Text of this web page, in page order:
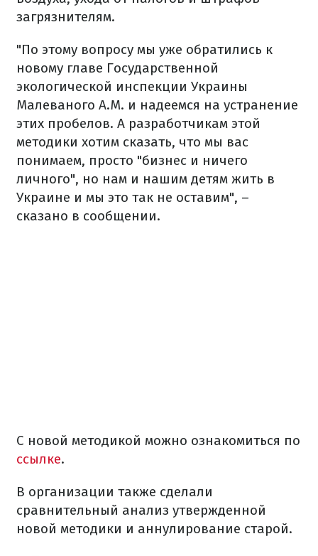
загрязнителям.
"По этому вопросу мы уже обратились к
новому главе Государственной
экологической инспекции Украины
Малеваного А.М. и надеемся на устранение
этих пробелов. А разработчикам этой
методики хотим сказать, что мы вас
понимаем, просто "бизнес и ничего
личного", но нам и нашим детям жить в
Украине и мы это так не оставим", –
сказано в сообщении.
С новой методикой можно ознакомиться по
ссылке.
В организации также сделали
сравнительный анализ утвержденной
новой методики и аннулирование старой.